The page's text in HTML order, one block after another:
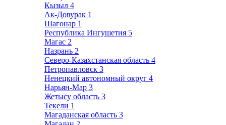
Кызыл 4
Ак-Довурак 1
Шагонар 1
Республика Ингушетия 5
Магас 2
Назрань 2
Северо-Казахстанская область 4
Петропавловск 3
Ненецкий автономный округ 4
Нарьян-Мар 3
Жетысу область 3
Текели 1
Магаданская область 3